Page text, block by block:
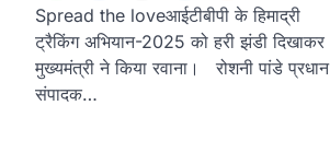
Spread the loveआईटीबीपी के हिमाद्री
ट्रैकिंग अभियान-2025 को हरी झंडी दिखाकर
मुख्यमंत्री ने किया रवाना। रोशनी पांडे प्रधान
संपादक…